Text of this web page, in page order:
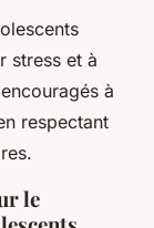
stress et à
à
respectant
le